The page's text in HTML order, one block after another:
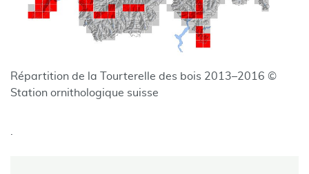
Répartition de la Tourterelle des bois 2013–2016 ©
Station ornithologique suisse